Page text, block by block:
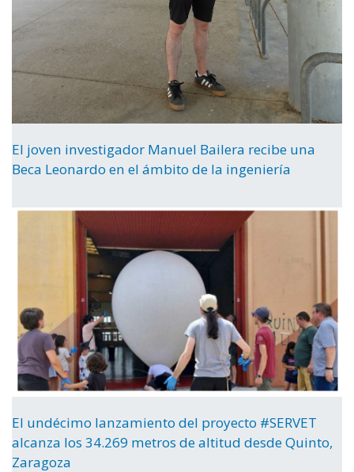
El joven investigador Manuel Bailera recibe una
Beca Leonardo en el ámbito de la ingeniería
El undécimo lanzamiento del proyecto #SERVET
alcanza los 34.269 metros de altitud desde Quinto,
Zaragoza